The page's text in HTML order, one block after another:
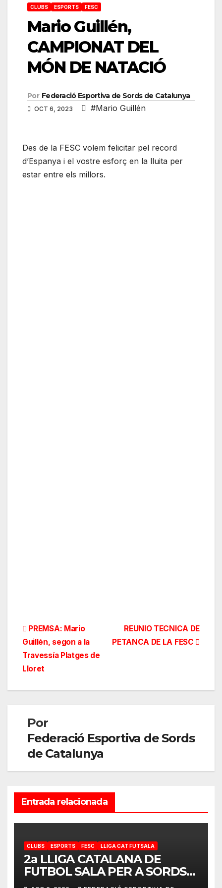
CLUBS ESPORTS FESC
Mario Guillén,
CAMPIONAT DEL
MÓN DE NATACIÓ
Por Federació Esportiva de Sords de Catalunya
OCT 6, 2023 #Mario Guillén
Des de la FESC volem felicitar pel record
d’Espanya i el vostre esforç en la lluita per
estar entre els millors.
Navegación
de
entradas
REUNIO TECNICA DE
PETANCA DE LA FESC
PREMSA: Mario
Guillén, segon a la
Travessía Platges de
Lloret
Por
Federació Esportiva de Sords
de Catalunya
Entrada relacionada
CLUBS ESPORTS FESC LLIGA CAT FUTSALA
2a LLIGA CATALANA DE
FUTBOL SALA PER A SORDS
2026-2027